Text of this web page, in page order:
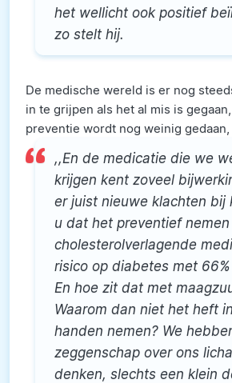
het wellicht ook positief
zo stelt hij.
De medische wereld is er nog
in te grijpen als het al mis is
preventie wordt nog weinig
,,En de medicatie die we
krijgen kent zoveel
er juist nieuwe klachten bij
u dat het preventief nemen
cholesterolverlagende
risico op diabetes met
En hoe zit dat met
Waarom dan niet het heft
handen nemen? We
zeggenschap over ons
denken, slechts een klein